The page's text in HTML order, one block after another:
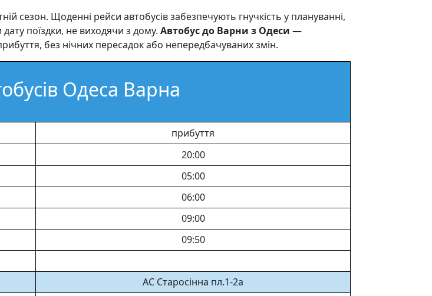
сезон. Щоденні рейси автобусів забезпечують гнучкість у плануванні,
поїздки, не виходячи з дому. Автобус до Варни з Одеси —
без нічних пересадок або непередбачуваних змін.
Одеса Варна
прибуття
20:00
05:00
06:00
09:00
09:50
АС Старосінна пл.1-2а